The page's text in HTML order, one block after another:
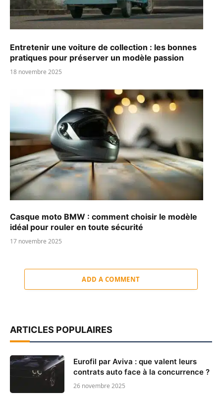
Entretenir une voiture de collection : les bonnes
pratiques pour préserver un modèle passion
18 novembre 2025
Casque moto BMW : comment choisir le modèle
idéal pour rouler en toute sécurité
17 novembre 2025
ADD A COMMENT
ARTICLES POPULAIRES
Eurofil par Aviva : que valent leurs
contrats auto face à la concurrence ?
26 novembre 2025